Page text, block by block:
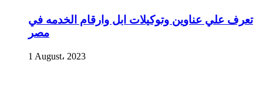
تعرف علي عناوين وتوكيلات ابل وارقام الخدمه في
مصر
1 August، 2023